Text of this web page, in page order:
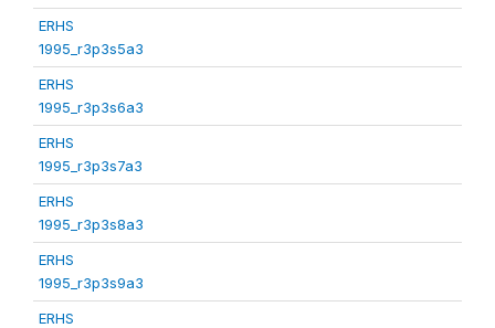
ERHS
1995_r3p3s5a3
ERHS
1995_r3p3s6a3
ERHS
1995_r3p3s7a3
ERHS
1995_r3p3s8a3
ERHS
1995_r3p3s9a3
ERHS